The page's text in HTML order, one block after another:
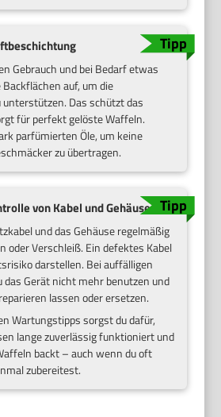
Gebrauch und bei Bedarf etwas
auf, um die
Das schützt das
für perfekt gelöste Waffeln.
parfümierten Öle, um keine
zu übertragen.
von Kabel und Gehäuse
und das Gehäuse regelmäßig
oder Verschleiß. Ein defektes Kabel
darstellen. Bei auffälligen
das Gerät nicht mehr benutzen und
lassen oder ersetzen.
Wartungstipps sorgst du dafür,
lange zuverlässig funktioniert und
backt – auch wenn du oft
zubereitest.